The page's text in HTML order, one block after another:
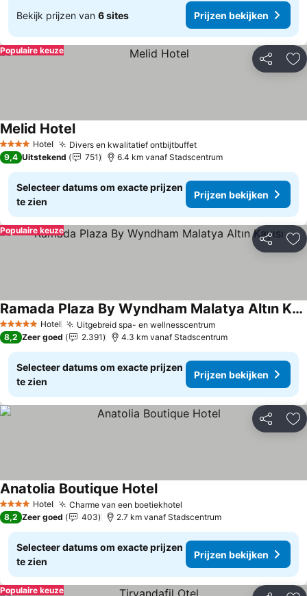
Bekijk prijzen van 6 sites Prijzen bekijken
Delen
Populaire keuze
4 SterrenHotel Divers en kwalitatief ontbijtbuffetPrijzen bekijken
Melid HotelPrijzen bekijken
9,4 Uitstekend 751 6.4 km vanaf Stadscentrum
Selecteer datums om exacte prijzen
te zien
Prijzen bekijken
Delen
Populaire keuze
5 Sterren Hotel Uitgebreid spa- en wellnesscentrumPrijzen bekijken
Ramada Plaza By Wyndham Malatya Altın Kayısı
Prijzen bekijken
8,2 Zeer goed 2.391 4.3 km vanaf Stadscentrum
Selecteer datums om exacte prijzen
te zien
Prijzen bekijken
Delen
4 SterrenHotel Charme van een boetiekhotel
Anatolia Boutique HotelPrijzen bekijken
8,2 Zeer goed 403 2.7 km vanaf Stadscentrum
Selecteer datums om exacte prijzen
te zien
Prijzen bekijken
Populaire keuze